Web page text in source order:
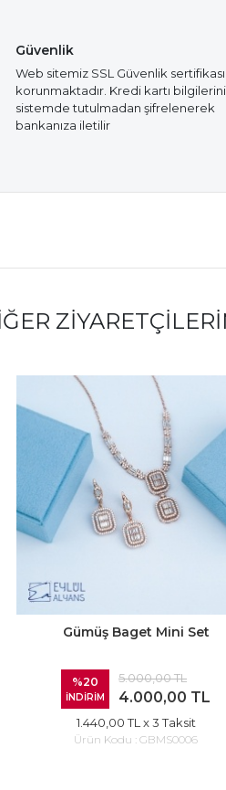
Güvenlik
Web sitemiz SSL Güvenlik
korunmaktadır. Kredi kartı
sistemde tutulmadan şifrelenerek
bankanıza iletilir
Gümüş Baget Mini Set
%20
İNDİRİM
5.000,00 TL
4.000,00 TL
1.440,00 TL x 3 Taksit
Ürün Kodu : GBMS0006